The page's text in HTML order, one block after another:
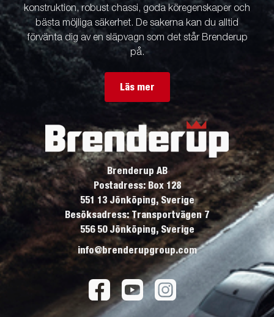
konstruktion, robust chassi, goda köregenskaper och
bästa möjliga säkerhet. De sakerna kan du alltid
förvänta dig av en släpvagn som det står Brenderup
på.
Läs mer
Brenderup AB
Postadress: Box 128
551 13 Jönköping, Sverige
Besöksadress: Transportvägen 7
556 50 Jönköping, Sverige
info@brenderupgroup.com